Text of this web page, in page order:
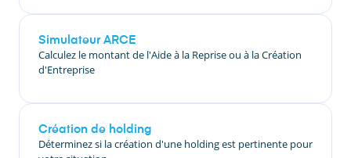
Simulateur ARCE
Calculez le montant de l'Aide à la Reprise ou à la Création
d'Entreprise
Création de holding
Déterminez si la création d'une holding est pertinente pour